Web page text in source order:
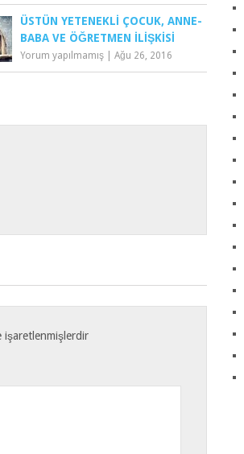
ÜSTÜN YETENEKLI ÇOCUK, ANNE-
BABA VE ÖĞRETMEN İLIŞKISI
Yorum yapılmamış |Ağu 26, 2016
işaretlenmişlerdir